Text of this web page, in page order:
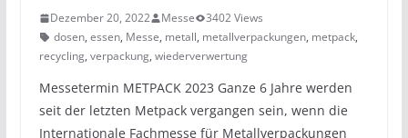
Dezember 20, 2022 Messe
3402 Views
dosen, essen, Messe, metall, metallverpackungen, metpack,
recycling, verpackung, wiederverwertung
Messetermin METPACK 2023 Ganze 6 Jahre werden
seit der letzten Metpack vergangen sein, wenn die
Internationale Fachmesse für Metallverpackungen